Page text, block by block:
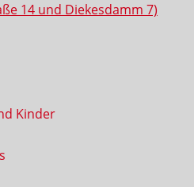
14 und Diekesdamm 7)
Kinder